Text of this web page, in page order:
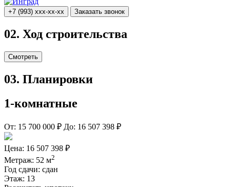
+7 (993) xxx-xx-xx Заказать звонок
02. Ход строительства
Смотреть
03. Планировки
1-комнатные
От: 15 700 000 ₽ До: 16 507 398 ₽
Цена: 16 507 398 ₽
Метраж: 52 м2
Год сдачи: сдан
Этаж: 13